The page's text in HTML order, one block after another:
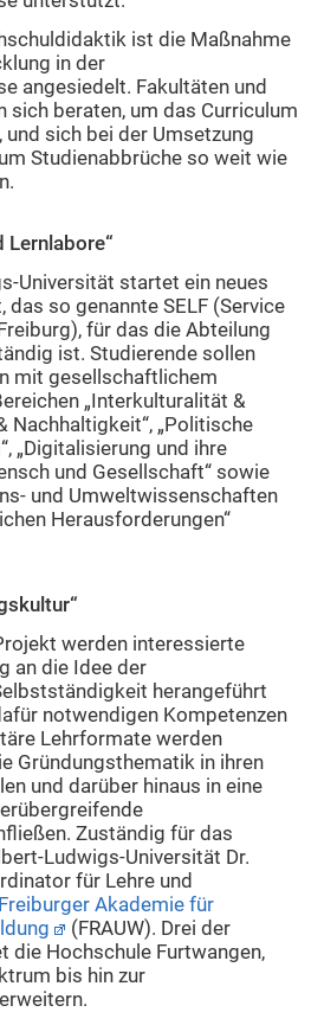
ist die Maßnahme
in der
angesiedelt. Fakultäten und
sich beraten, um das Curriculum
sich bei der Umsetzung
Studienabbrüche so weit wie
Lernlabore“
Universität startet ein neues
das so genannte SELF (Service
für das die Abteilung
ist. Studierende sollen
mit gesellschaftlichem
„Interkulturalität &
Nachhaltigkeit“, „Politische
„Digitalisierung und ihre
und Gesellschaft“ sowie
und Umweltwissenschaften
Herausforderungen“
werden interessierte
an die Idee der
herangeführt
notwendigen Kompetenzen
Lehrformate werden
Gründungsthematik in ihren
und darüber hinaus in eine
Zuständig für das
Ludwigs-Universität Dr.
für Lehre und
Freiburger Akademie für
(FRAUW). Drei der
die Hochschule Furtwangen,
bis hin zur